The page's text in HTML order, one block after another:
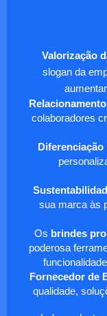
Valorização
slogan da
colaboradores
sua marca às
Os brindes
poderosa
Fornecedor de
qualidade,